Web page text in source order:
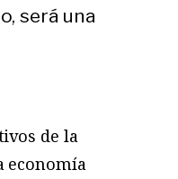
será una
de la
economía